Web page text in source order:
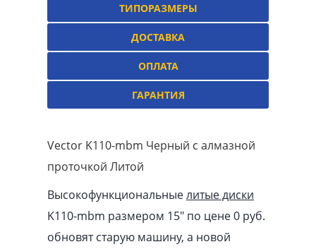
ТИПОРАЗМЕРЫ
ДОСТАВКА
ОПЛАТА
ГАРАНТИЯ
Vector K110-mbm Черный с алмазной
проточкой Литой
Высокофункциональныелитые диски
K110-mbm размером 15″ по цене 0 руб.
обновят старую машину, а новой